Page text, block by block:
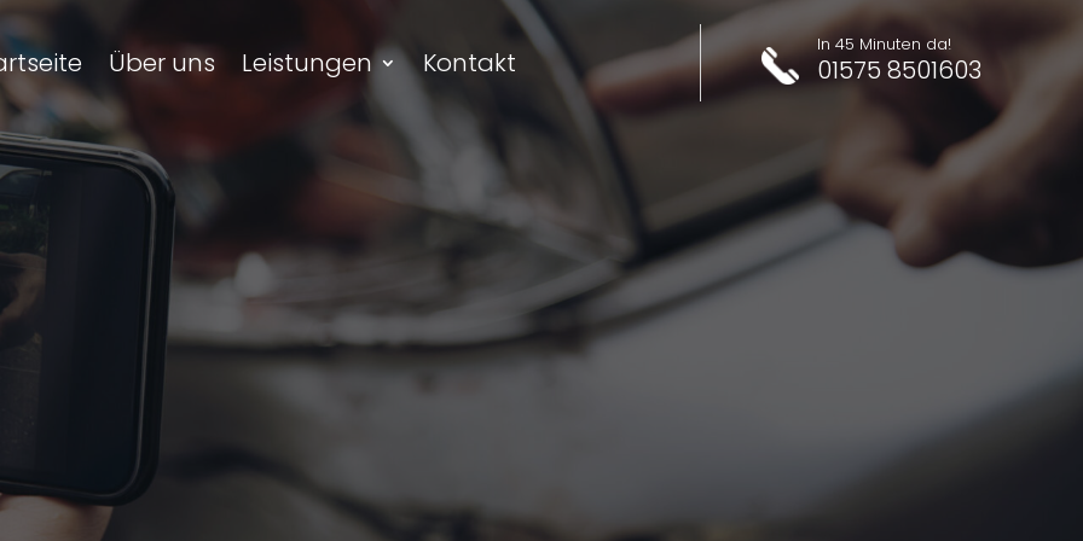
Über uns Leistungen Kontakt
In 45 Minuten da!
01575 8501603